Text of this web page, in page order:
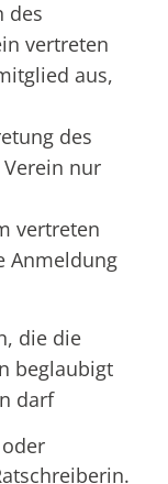
des
vertreten
aus,
des
nur
vertreten
Anmeldung
die die
beglaubigt
darf